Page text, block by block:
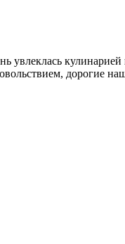
увлеклась
дорогие